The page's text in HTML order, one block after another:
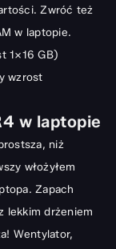
Zwróć też
w laptopie.
1×16 GB)
wzrost
w laptopie
niż
włożyłem
Zapach
lekkim drżeniem
Wentylator,